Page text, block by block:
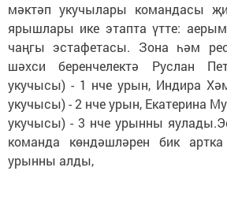
мәктәп укучылары командасы
ярышлары ике этапта үтте:
чаңгы эстафетасы. Зона һәм
шәхси беренчелектә Руслан
укучысы) - 1 нче урын, Индира
укучысы) - 2 нче урын, Екатерина
укучысы) - 3 нче урынны
команда көндәшләрен бик
урынны алды,